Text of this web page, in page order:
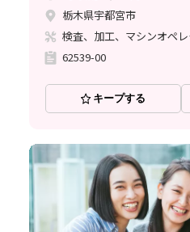
栃木県宇都宮市
検査、加工、マシンオペ
62539-00
キープする